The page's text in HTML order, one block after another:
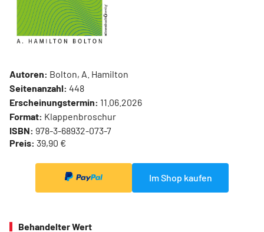
Autoren: Bolton, A. Hamilton
Seitenanzahl: 448
Erscheinungstermin: 11.06.2026
Format: Klappenbroschur
ISBN: 978-3-68932-073-7
Preis: 39,90 €
Im Shop kaufen
Behandelter Wert